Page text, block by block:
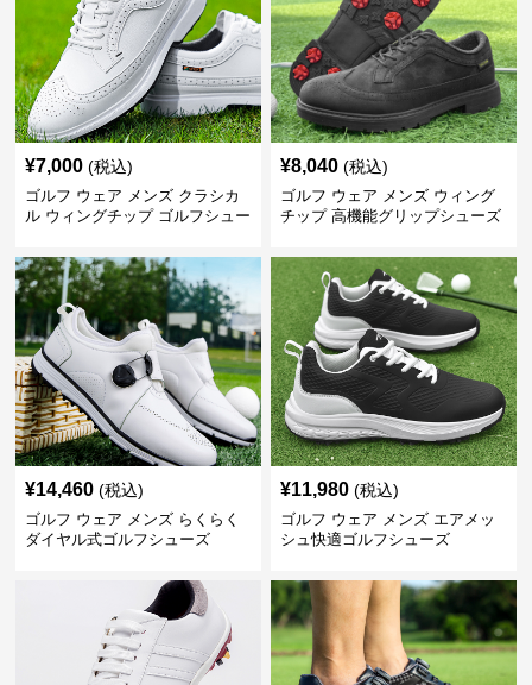
¥7,000 (税込)
ゴルフ ウェア メンズ クラシカ
ル ウィングチップ ゴルフシュー
¥8,040 (税込)
ゴルフ ウェア メンズ ウィング
チップ 高機能グリップシューズ
¥14,460 (税込)
ゴルフ ウェア メンズ らくらく
ダイヤル式ゴルフシューズ
¥11,980 (税込)
ゴルフ ウェア メンズ エアメッ
シュ快適ゴルフシューズ